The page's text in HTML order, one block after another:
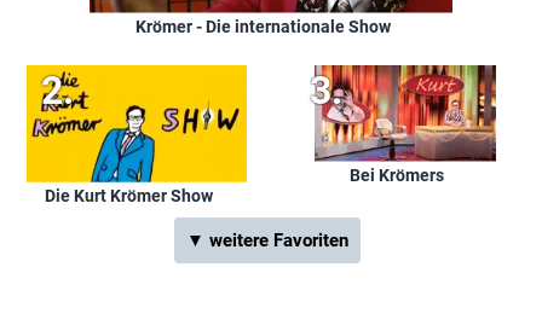
Krömer - Die internationale Show
Die Kurt Krömer Show
Bei Krömers
▼ weitere Favoriten